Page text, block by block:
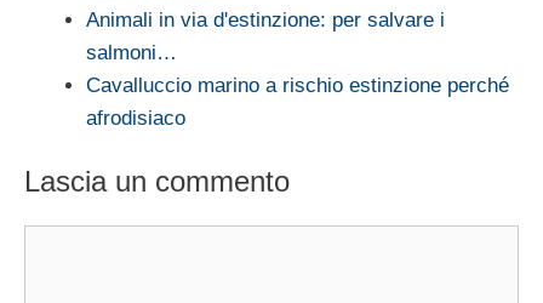
Animali in via d'estinzione: per salvare i
salmoni…
Cavalluccio marino a rischio estinzione perché
afrodisiaco
Lascia un commento